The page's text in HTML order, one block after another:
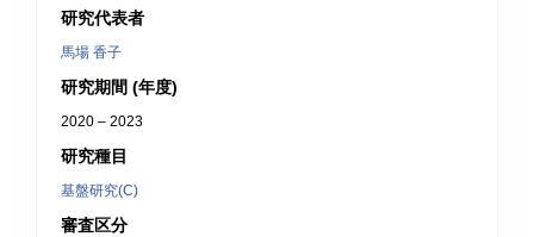
研究代表者
馬場 香子
研究期間 (年度)
2020 – 2023
研究種目
基盤研究(C)
審査区分